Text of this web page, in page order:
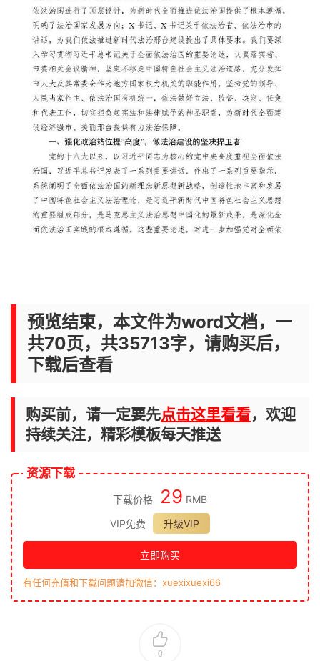
预览结束，本文件为word文档，一
共70页，共35713字，请购买后，
下载后查看
购买前，请一定要先点击这里看看，欢迎
持续关注，精彩模板每天推送
资源下载
下载价格 29 RMB
VIP免费
升级VIP
立即购买
有任何充值和下载问题请加微信：xuexixuexi66
0